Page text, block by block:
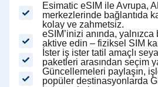
Esimatic eSIM ile Avrupa,
merkezlerinde bağlantıda
kolay ve zahmetsiz.
eSIM’inizi anında,
aktive edin – fiziksel SIM
İster iş ister tatil amaçlı
paketleri arasından seçim
Güncellemeleri paylaşın,
popüler destinasyonlarda